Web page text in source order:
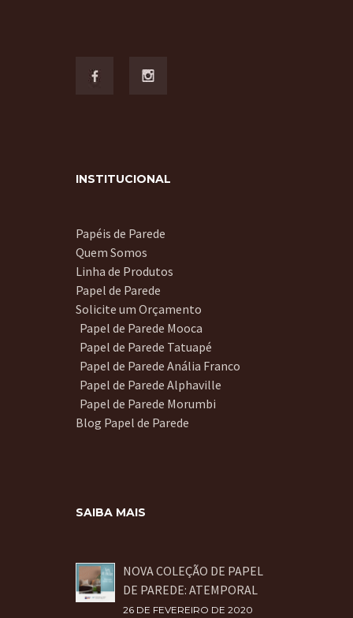
INSTITUCIONAL
Papéis de Parede
Quem Somos
Linha de Produtos
Papel de Parede
Solicite um Orçamento
Papel de Parede Mooca
Papel de Parede Tatuapé
Papel de Parede Anália Franco
Papel de Parede Alphaville
Papel de Parede Morumbi
Blog Papel de Parede
SAIBA MAIS
NOVA COLEÇÃO DE PAPEL
DE PAREDE: ATEMPORAL
26 DE FEVEREIRO DE 2020